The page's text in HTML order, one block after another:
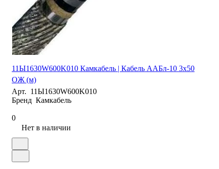
11Ы1630W600K010 Камкабель | Кабель ААБл-10 3х50
ОЖ (м)
Арт. 11Ы1630W600K010
Бренд Камкабель
0
Нет в наличии